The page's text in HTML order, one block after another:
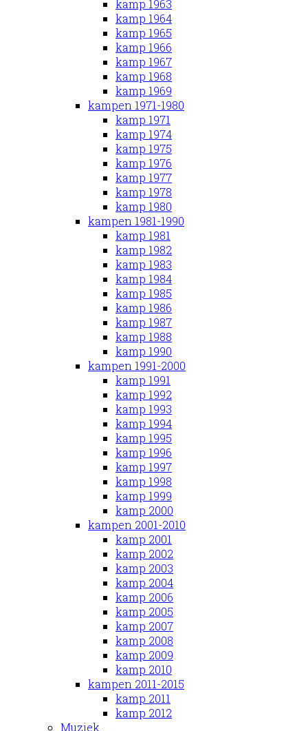
kamp 1963
kamp 1964
kamp 1965
kamp 1966
kamp 1967
kamp 1968
kamp 1969
kampen 1971-1980
kamp 1971
kamp 1974
kamp 1975
kamp 1976
kamp 1977
kamp 1978
kamp 1980
kampen 1981-1990
kamp 1981
kamp 1982
kamp 1983
kamp 1984
kamp 1985
kamp 1986
kamp 1987
kamp 1988
kamp 1990
kampen 1991-2000
kamp 1991
kamp 1992
kamp 1993
kamp 1994
kamp 1995
kamp 1996
kamp 1997
kamp 1998
kamp 1999
kamp 2000
kampen 2001-2010
kamp 2001
kamp 2002
kamp 2003
kamp 2004
kamp 2006
kamp 2005
kamp 2007
kamp 2008
kamp 2009
kamp 2010
kampen 2011-2015
kamp 2011
kamp 2012
Muziek